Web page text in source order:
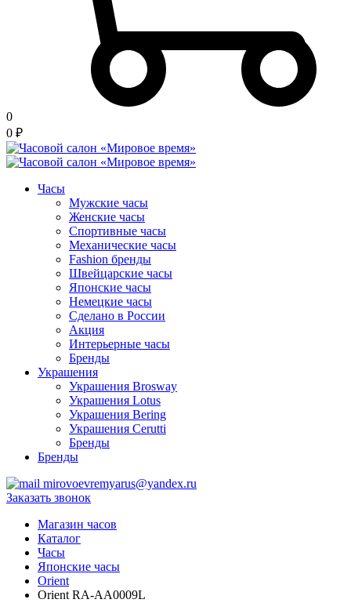
0
0 ₽
Часы
Мужские часы
Женские часы
Спортивные часы
Механические часы
Fashion бренды
Швейцарские часы
Японские часы
Немецкие часы
Сделано в России
Акция
Интерьерные часы
Бренды
Украшения
Украшения Brosway
Украшения Lotus
Украшения Bering
Украшения Cerutti
Бренды
Бренды
mirovoevremyarus@yandex.ru
Заказать звонок
Магазин часов
Каталог
Часы
Японские часы
Orient
Orient RA-AA0009L